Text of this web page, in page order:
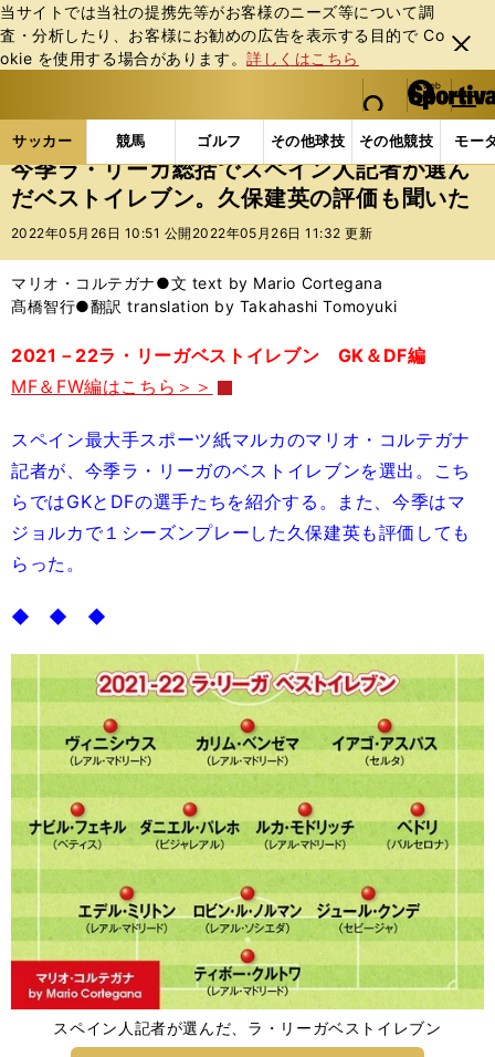
当サイトでは当社の提携先等がお客様のニーズ等について調
査・分析したり、お客様にお勧めの広告を表⽰する⽬的で Co
okie を使⽤する場合があります。詳しくはこちら
閉じ
る
web Sportiva (webスポルティーバ)
検索
マイペ
ー
ジ
メニュ
サッカー 競馬 ゴルフ その他球技 その他競技 モー
ス
ポ
ル
バ
サッカーの記事一覧 海外サッカー 海外サッカー
今季ラ・リーガ総括でスペイン人記者が選ん
だベストイレブン。久保建英の評価も聞いた
2022年05月26日 10:51 公開 2022年05月26日 11:32 更新
マリオ・コルテガナ●文 text by Mario Cortegana
髙橋智行●翻訳 translation by Takahashi Tomoyuki
2021－22ラ・リーガベストイレブン GK＆DF編
MF＆FW編はこちら＞＞
スペイン最大手スポーツ紙マルカのマリオ・コルテガナ
記者が、今季ラ・リーガのベストイレブンを選出。こち
らではGKとDFの選手たちを紹介する。また、今季はマ
ジョルカで１シーズンプレーした久保建英も評価しても
らった。
◆ ◆ ◆
スペイン人記者が選んだ、ラ・リーガベストイレブン